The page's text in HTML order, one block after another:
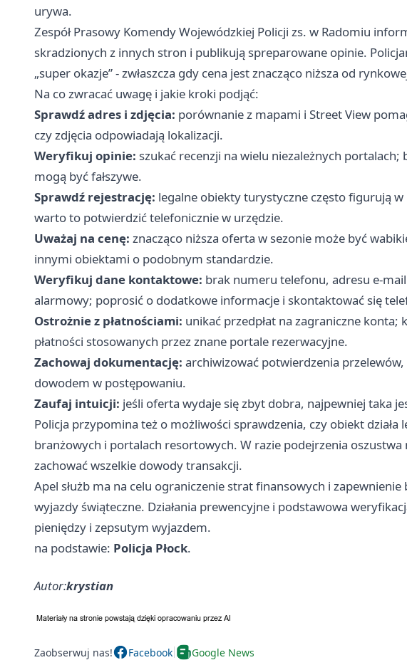
urywa.
Zespół Prasowy Komendy Wojewódzkiej Policji zs. w Radomiu
skradzionych z innych stron i publikują spreparowane opinie.
„super okazje” - zwłaszcza gdy cena jest znacząco niższa od
Na co zwracać uwagę i jakie kroki podjąć:
Sprawdź adres i zdjęcia: porównanie z mapami i Street View
czy zdjęcia odpowiadają lokalizacji.
Weryfikuj opinie: szukać recenzji na wielu niezależnych
mogą być fałszywe.
Sprawdź rejestrację: legalne obiekty turystyczne często figurują
warto to potwierdzić telefonicznie w urzędzie.
Uważaj na cenę: znacząco niższa oferta w sezonie może być
innymi obiektami o podobnym standardzie.
Weryfikuj dane kontaktowe: brak numeru telefonu, adresu e-
alarmowy; poprosić o dodatkowe informacje i skontaktować się
Ostrożnie z płatnościami: unikać przedpłat na zagraniczne konta;
płatności stosowanych przez znane portale rezerwacyjne.
Zachowaj dokumentację: archiwizować potwierdzenia
dowodem w postępowaniu.
Zaufaj intuicji: jeśli oferta wydaje się zbyt dobra, najpewniej taka
Policja przypomina też o możliwości sprawdzenia, czy obiekt działa
branżowych i portalach resortowych. W razie podejrzenia oszustwa
zachować wszelkie dowody transakcji.
Apel służb ma na celu ograniczenie strat finansowych i
wyjazdy świąteczne. Działania prewencyjne i podstawowa
pieniędzy i zepsutym wyjazdem.
na podstawie: Policja Płock.
Autor:krystian
Zaobserwuj nas! Facebook Google News